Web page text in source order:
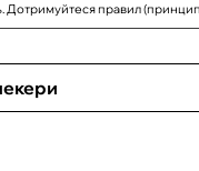
Дотримуйтеся правил